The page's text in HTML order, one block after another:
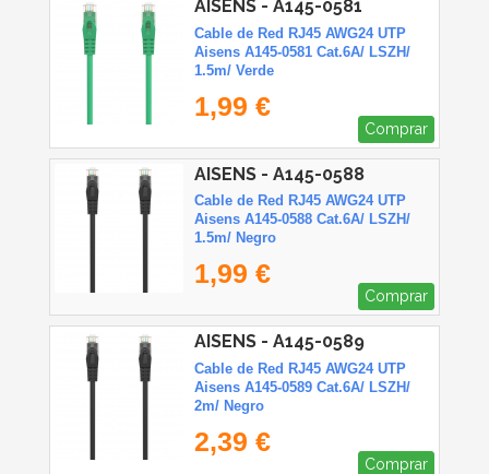
AISENS - A145-0581
Cable de Red RJ45 AWG24 UTP
Aisens A145-0581 Cat.6A/ LSZH/
1.5m/ Verde
1,99 €
Comprar
AISENS - A145-0588
Cable de Red RJ45 AWG24 UTP
Aisens A145-0588 Cat.6A/ LSZH/
1.5m/ Negro
1,99 €
Comprar
AISENS - A145-0589
Cable de Red RJ45 AWG24 UTP
Aisens A145-0589 Cat.6A/ LSZH/
2m/ Negro
2,39 €
Comprar